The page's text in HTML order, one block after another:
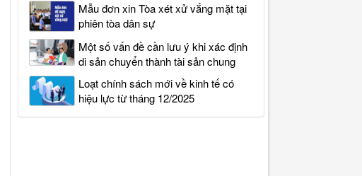
Mẫu đơn xin Tòa xét xử vắng mặt tại
phiên tòa dân sự
Một số vấn đề cần lưu ý khi xác định
di sản chuyển thành tài sản chung
Loạt chính sách mới về kinh tế có
hiệu lực từ tháng 12/2025